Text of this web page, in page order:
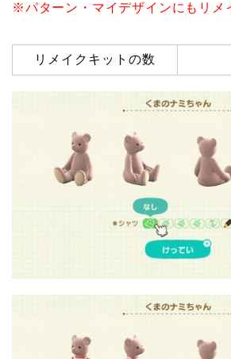
※パターン・マイデザインにもリメ
リメイクキットの数